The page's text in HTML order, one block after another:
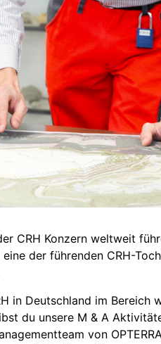
CRH Konzern weltweit
der führenden CRH-
in Deutschland im Bereich
du unsere M & A
von